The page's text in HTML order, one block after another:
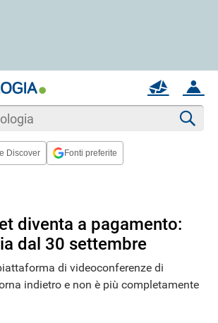
ACCOUNT
MAIL
Discover Fonti preferite
diventa a pagamento:
dal 30 settembre
di videoconferenze di
indietro e non è più completamente